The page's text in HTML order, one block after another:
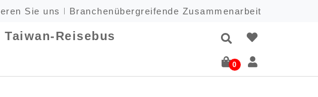
Sie uns Branchenübergreifende Zusammenarbeit
Taiwan-Reisebus
0